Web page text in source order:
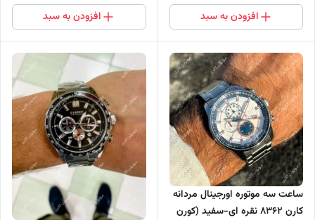
افزودن به سبد افزودن به سبد
ساعت سه موتوره اورجینال مردانه
کارن 8362 نقره ای-سفید (کورن